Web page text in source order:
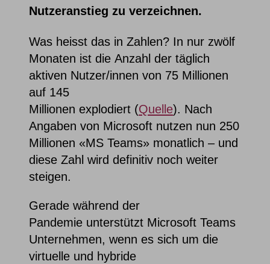
Nutzeranstieg zu verzeichnen.
Was heisst das in Zahlen? In nur zwölf
Monaten ist die Anzahl der täglich
aktiven Nutzer/innen von 75 Millionen
auf 145
Millionen explodiert (Quelle). Nach
Angaben von Microsoft nutzen nun 250
Millionen «MS Teams» monatlich – und
diese Zahl wird definitiv noch weiter
steigen.
Gerade während der
Pandemie unterstützt Microsoft Teams
Unternehmen, wenn es sich um die
virtuelle und hybride